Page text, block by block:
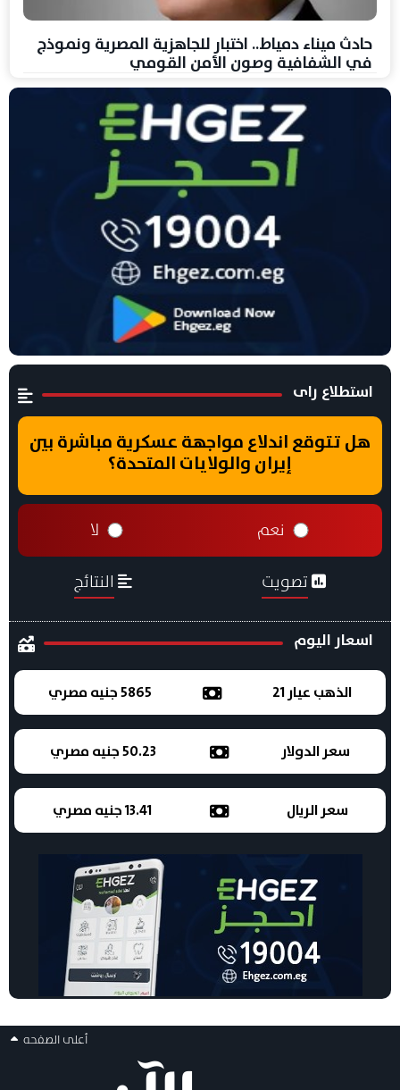
حادث ميناء دمياط.. اختبار للجاهزية المصرية ونموذج
في الشفافية وصون الأمن القومي
استطلاع راى
هل تتوقع اندلاع مواجهة عسكرية مباشرة بين
إيران والولايات المتحدة؟
نعم لا
تصويت النتائج
اسعار اليوم
الذهب عيار 21 5865 جنيه مصري
سعر الدولار 50.23 جنيه مصري
سعر الريال 13.41 جنيه مصري
أعلى الصفحه